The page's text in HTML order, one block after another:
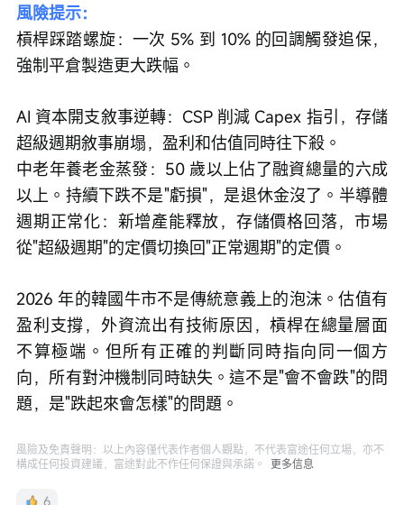
風險提示：
槓桿踩踏螺旋：一次 5% 到 10% 的回調觸發追保，
強制平倉製造更大跌幅。
AI 資本開支敘事逆轉：CSP 削減 Capex 指引，存儲
超級週期敘事崩塌，盈利和估值同時往下殺。
中老年養老金蒸發：50 歲以上佔了融資總量的六成
以上。持續下跌不是"虧損"，是退休金沒了。半導體
週期正常化：新增產能釋放，存儲價格回落，市場
從"超級週期"的定價切換回"正常週期"的定價。
2026 年的韓國牛市不是傳統意義上的泡沫。估值有
盈利支撐，外資流出有技術原因，槓桿在總量層面
不算極端。但所有正確的判斷同時指向同一個方
向，所有對沖機制同時缺失。這不是"會不會跌"的問
題，是"跌起來會怎樣"的問題。
風險及免責聲明：以上內容僅代表作者個人觀點，不代表富途任何立場，亦不
構成任何投資建議，富途對此不作任何保證與承諾。
更多信息
6